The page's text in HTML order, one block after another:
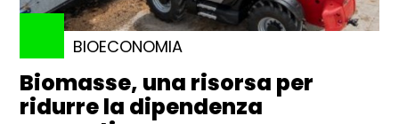
BIOECONOMIA
Biomasse, una risorsa per
ridurre la dipendenza